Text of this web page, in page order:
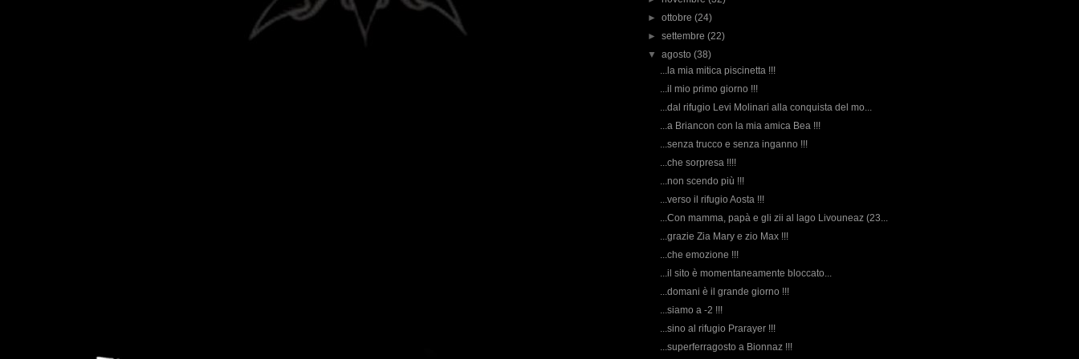
►ottobre(24)
►settembre(22)
▼agosto(38)
...la mia mitica piscinetta !!!
...il mio primo giorno !!!
...dal rifugio Levi Molinari alla conquista del mo...
...a Briancon con la mia amica Bea !!!
...senza trucco e senza inganno !!!
...che sorpresa !!!!
...non scendo più !!!
...verso il rifugio Aosta !!!
...Con mamma, papà e gli zii al lago Livouneaz (23...
...grazie Zia Mary e zio Max !!!
...che emozione !!!
...il sito è momentaneamente bloccato...
...domani è il grande giorno !!!
...siamo a -2 !!!
...sino al rifugio Prarayer !!!
...superferragosto a Bionnaz !!!